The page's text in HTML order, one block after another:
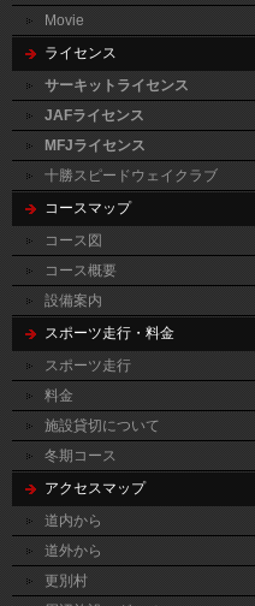
Movie
ライセンス
サーキットライセンス
JAFライセンス
MFJライセンス
十勝スピードウェイクラブ
コースマップ
コース図
コース概要
設備案内
スポーツ走行・料金
スポーツ走行
料金
施設貸切について
冬期コース
アクセスマップ
道内から
道外から
更別村